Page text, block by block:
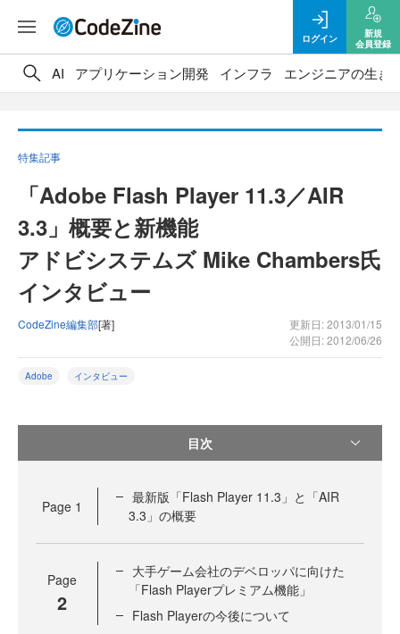
ログイン
新規
会員登録
AI アプリケーション開発 インフラ エンジニアの生き
特集記事
「Adobe Flash Player 11.3／AIR
3.3」概要と新機能
アドビシステムズ Mike Chambers氏
インタビュー
CodeZine編集部[著]
更新日: 2013/01/15
公開日: 2012/06/26
Adobe インタビュー
目次
Page 1
最新版「Flash Player 11.3」と「AIR
3.3」の概要
Page
2
大手ゲーム会社のデベロッパに向けた
「Flash Playerプレミアム機能」
Flash Playerの今後について